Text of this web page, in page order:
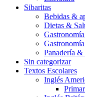
Sibaritas
Bebidas &
Dietas &
Panadería &
Sin categorizar
Textos Escolares
Inglés